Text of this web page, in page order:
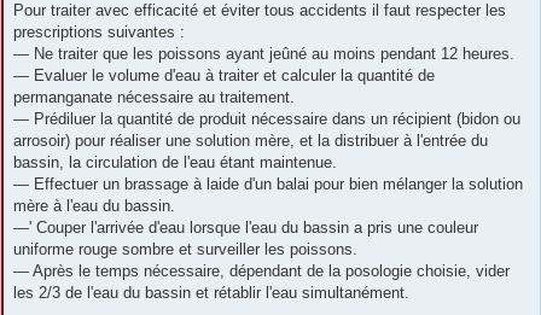
Pour traiter avec efficacité et éviter tous accidents il faut respecter les
prescriptions suivantes :
— Ne traiter que les poissons ayant jeûné au moins pendant 12 heures.
— Evaluer le volume d'eau à traiter et calculer la quantité de
permanganate nécessaire au traitement.
— Prédiluer la quantité de produit nécessaire dans un récipient (bidon ou
arrosoir) pour réaliser une solution mère, et la distribuer à l'entrée du
bassin, la circulation de l'eau étant maintenue.
— Effectuer un brassage à laide d'un balai pour bien mélanger la solution
mère à l'eau du bassin.
—' Couper l'arrivée d'eau lorsque l'eau du bassin a pris une couleur
uniforme rouge sombre et surveiller les poissons.
— Après le temps nécessaire, dépendant de la posologie choisie, vider
les 2/3 de l'eau du bassin et rétablir l'eau simultanément.